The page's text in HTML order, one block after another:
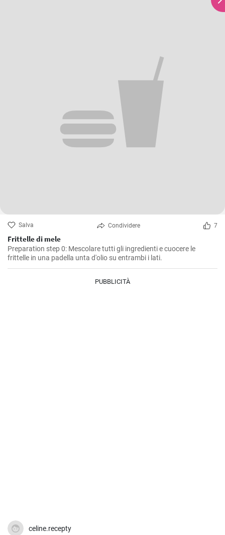
Salva Condividere 7
Frittelle di mele
Preparation step 0: Mescolare tutti gli ingredienti e cuocere le
frittelle in una padella unta d'olio su entrambi i lati.
PUBBLICITÀ
celine.recepty